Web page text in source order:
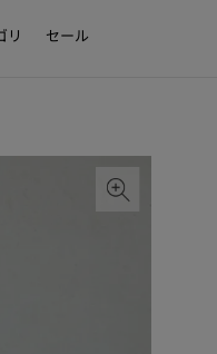
リ セール